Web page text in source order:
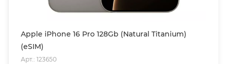
Apple iPhone 16 Pro 128Gb (Natural Titanium)
(eSIM)
Арт.: 123650